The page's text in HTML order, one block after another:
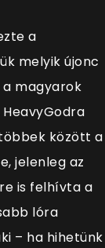
a
melyik újonc
magyarok
között a
jelenleg az
is felhívta a
lóra
– ha hihetünk